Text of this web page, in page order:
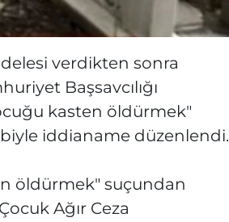
verdikten sonra
Başsavcılığı
kasten öldürmek"
iddianame düzenlendi.
öldürmek" suçundan
Ağır Ceza